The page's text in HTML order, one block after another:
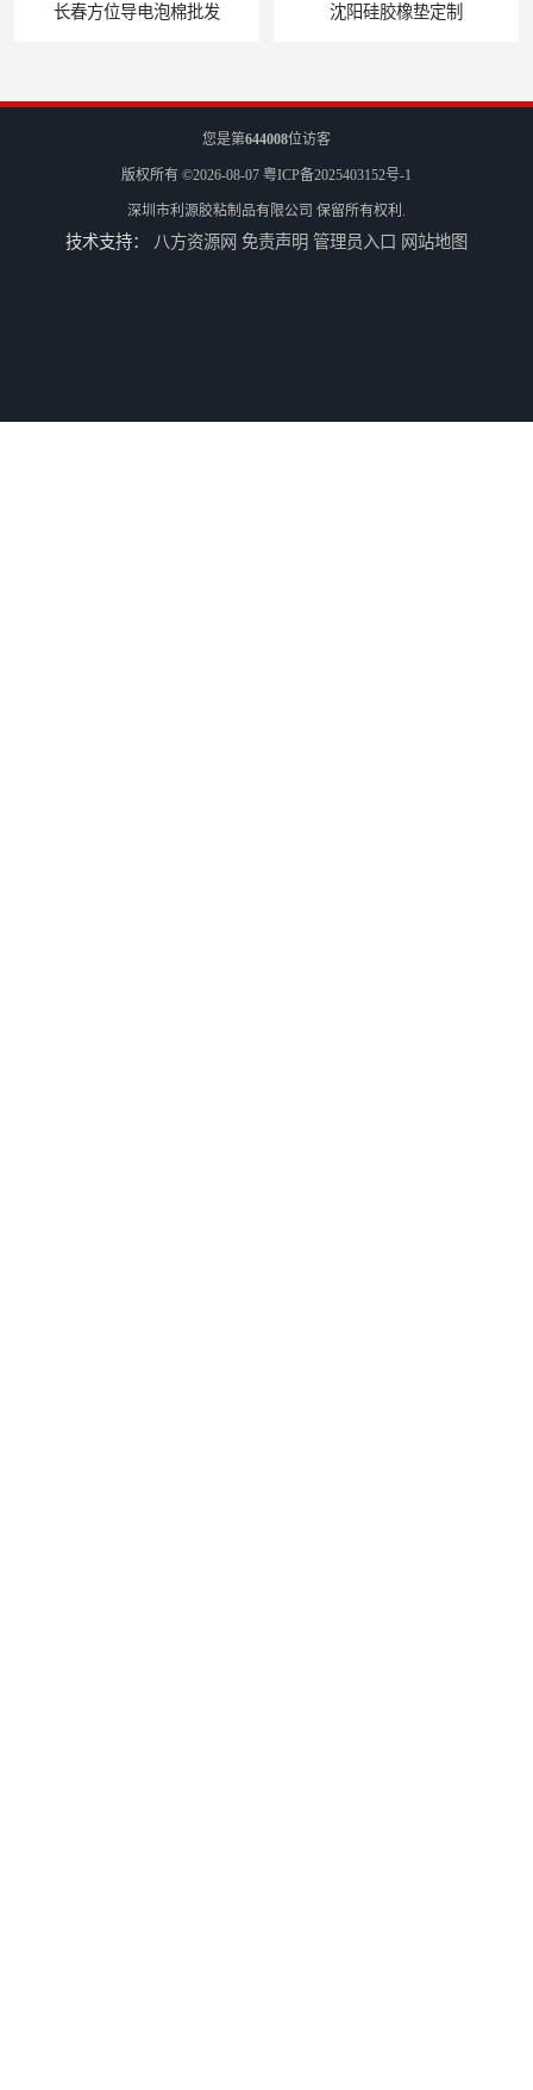
长春方位导电泡棉批发 沈阳硅胶橡垫定制
您是第644008位访客
版权所有 ©2026-08-07 粤ICP备2025403152号-1
深圳市利源胶粘制品有限公司 保留所有权利.
技术支持： 八方资源网 免责声明 管理员入口 网站地图